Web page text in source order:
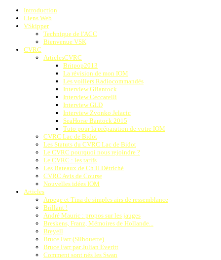
Introduction
Liens Web
VSkipper
Technique de l'ACC
Bienvenue VSK
CVRC
ArticlesCVRC
Britpop2013
La révision de mon IOM
Les voiliers Radiocommandés
Interview GBantock
Interview Ceccarelli
Interview GLD
Interview Zvonko Jelacic
SeaHorse Bantock 2015
Tuto pour la préparation de votre IOM
CVRC Lac de Bidot
Les Statuts du CVRC Lac de Bidot
Le CVRC pourquoi nous rejoindre ?
Le CVRC : les tarifs
Les Bateaux de Ch.H.Détriché
CVRC Avis de Course
Nouvelles idées IOM
Articles
Arpege et Tina de simples airs de ressemblance
Brillant !
André Mauric : propos sur les jauges
Breskens, Franz, Mémoires de Hollande...
Breyell
Bruce Farr (Silhouette)
Bruce Farr par Julian Everitt
Comment sont nés les Swan